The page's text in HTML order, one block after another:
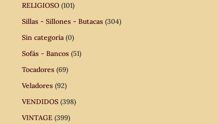
RELIGIOSO (101)
Sillas - Sillones - Butacas (304)
Sin categoría (0)
Sofás - Bancos (51)
Tocadores (69)
Veladores (92)
VENDIDOS (398)
VINTAGE (399)